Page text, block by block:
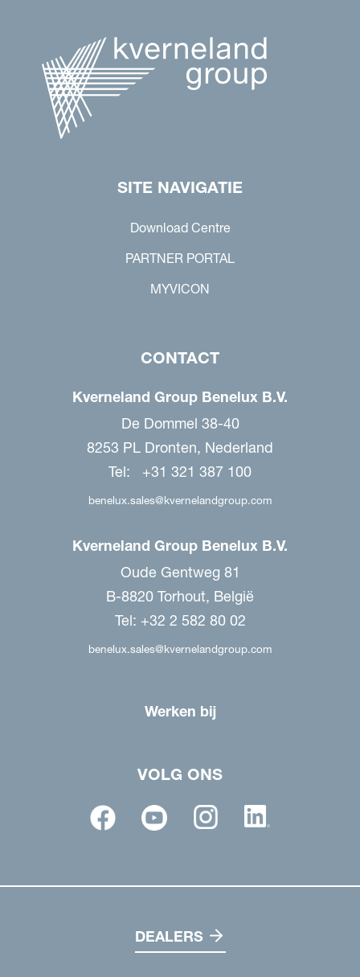
SITE NAVIGATIE
Download Centre
PARTNER PORTAL
MYVICON
CONTACT
Kverneland Group Benelux B.V.
De Dommel 38-40
8253 PL Dronten, Nederland
Tel: +31 321 387 100
benelux.sales@kvernelandgroup.com
Kverneland Group Benelux B.V.
Oude Gentweg 81
B-8820 Torhout, België
Tel: +32 2 582 80 02
benelux.sales@kvernelandgroup.com
Werken bij
VOLG ONS
DEALERS